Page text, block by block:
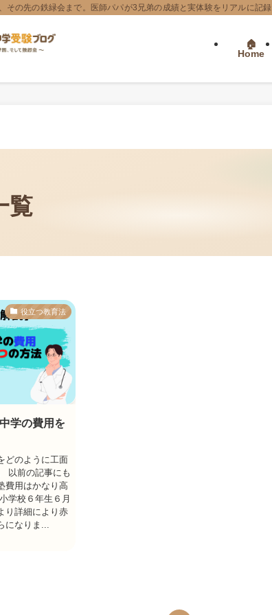
その先の鉄緑会まで。医師パパが3兄弟の成績と実体験をリアルに記録
Home
役立つ教育法
学の費用を
どのように工面
以前の記事にも
費用はかなり高
学校６年生６月
り詳細により赤
なりま...